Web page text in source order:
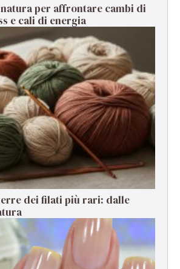
per affrontare cambi di
e cali di energia
dei filati più rari: dalle